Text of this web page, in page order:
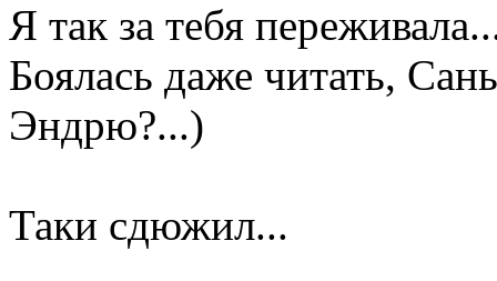
Я так за тебя
Боялась даже читать,
Эндрю?...)
Таки сдюжил...